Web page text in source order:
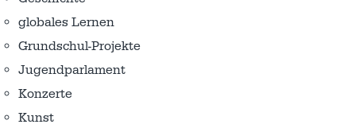
globales Lernen
Grundschul-Projekte
Jugendparlament
Konzerte
Kunst